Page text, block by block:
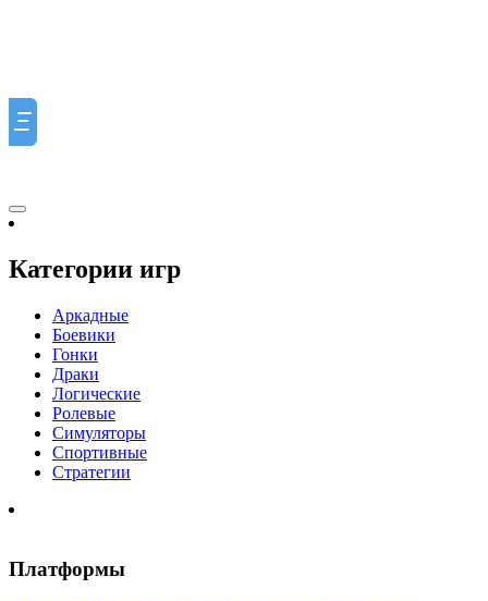
Ξ
Категории игр
Аркадные
Боевики
Гонки
Драки
Логические
Ролевые
Симуляторы
Спортивные
Стратегии
Платформы